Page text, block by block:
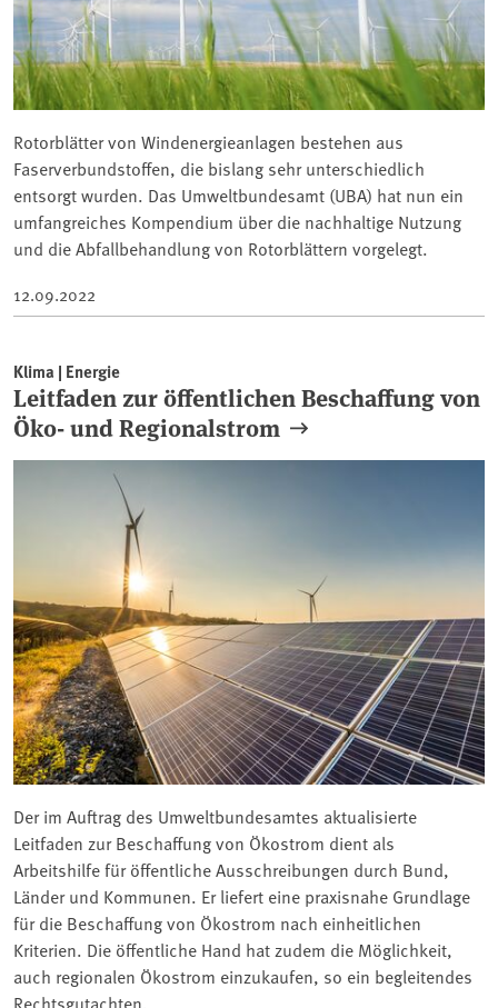
Rotorblätter von Windenergieanlagen bestehen aus
Faserverbundstoffen, die bislang sehr unterschiedlich
entsorgt wurden. Das Umweltbundesamt (UBA) hat nun ein
umfangreiches Kompendium über die nachhaltige Nutzung
und die Abfallbehandlung von Rotorblättern vorgelegt.
12.09.2022
Klima | Energie
Leitfaden zur öffentlichen Beschaffung von
Öko- und Regionalstrom
Der im Auftrag des Umweltbundesamtes aktualisierte
Leitfaden zur Beschaffung von Ökostrom dient als
Arbeitshilfe für öffentliche Ausschreibungen durch Bund,
Länder und Kommunen. Er liefert eine praxisnahe Grundlage
für die Beschaffung von Ökostrom nach einheitlichen
Kriterien. Die öffentliche Hand hat zudem die Möglichkeit,
auch regionalen Ökostrom einzukaufen, so ein begleitendes
Rechtsgutachten.